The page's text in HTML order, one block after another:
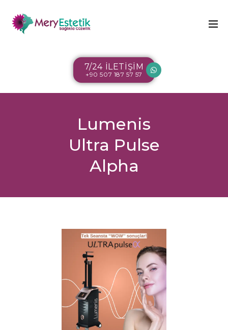
7/24 İLETİŞİM
+90 507 187 57 57
Lumenis
Ultra Pulse
Alpha